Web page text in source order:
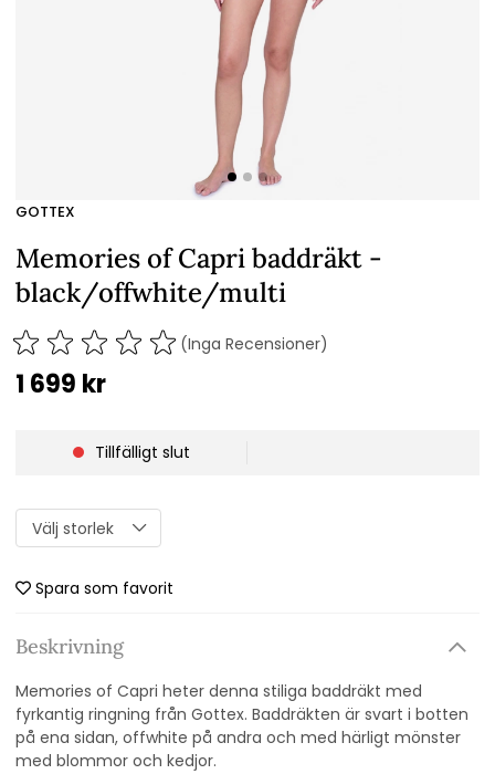
GOTTEX
Memories of Capri baddräkt -
black/offwhite/multi
(Inga Recensioner)
1 699 kr
Tillfälligt slut
Spara som favorit
Beskrivning
Memories of Capri heter denna stiliga baddräkt med
fyrkantig ringning från Gottex. Baddräkten är svart i botten
på ena sidan, offwhite på andra och med härligt mönster
med blommor och kedjor.